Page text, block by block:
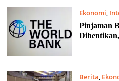
Ekonomi,
Pinjaman
Berita,